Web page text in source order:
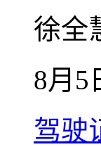
徐全
8月5
驾驶